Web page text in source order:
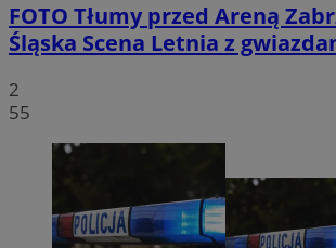
FOTO Tłumy przed Areną
Śląska Scena Letnia z
2
55